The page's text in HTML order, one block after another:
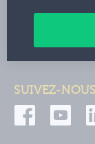
SUIVEZ-